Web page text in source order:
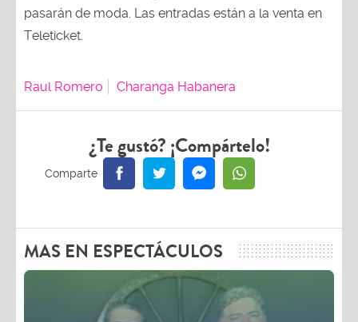
pasarán de moda. Las entradas están a la venta en
Teleticket.
Raul Romero Charanga Habanera
¿Te gustó? ¡Compártelo!
MAS EN ESPECTÁCULOS